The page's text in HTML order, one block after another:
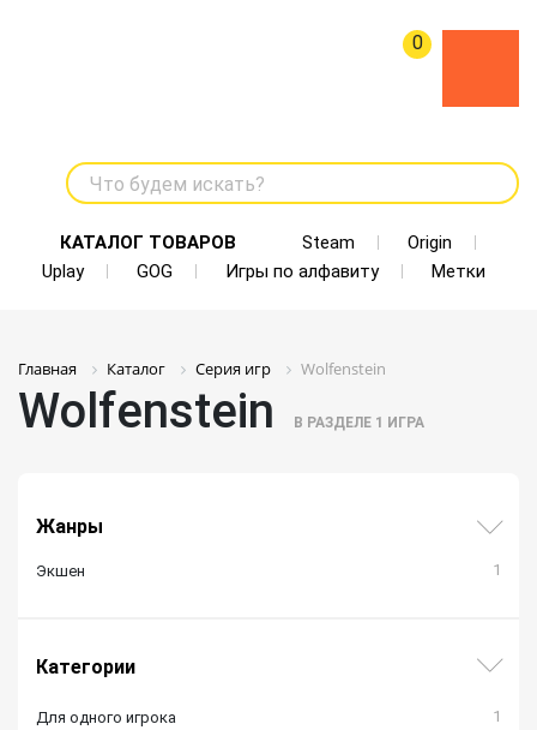
0
Что будем искать?
КАТАЛОГ ТОВАРОВ Steam
Origin
Uplay
GOG Игры по алфавиту Метки
Главная Каталог Серия игр Wolfenstein
Wolfenstein В РАЗДЕЛЕ 1 ИГРА
Жанры
Экшен 1
Категории
Для одного игрока 1